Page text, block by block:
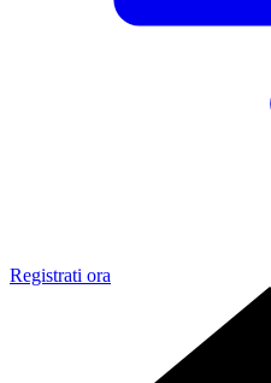
Registrati ora